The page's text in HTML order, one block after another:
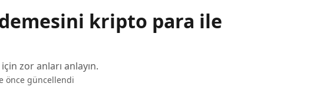
kripto para ile
zor anları anlayın.
önce güncellendi